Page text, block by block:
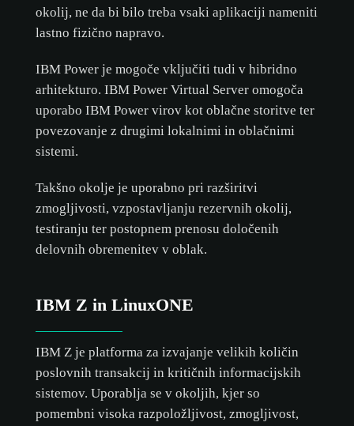
okolij, ne da bi bilo treba vsaki aplikaciji nameniti
lastno fizično napravo.
IBM Power je mogoče vključiti tudi v hibridno
arhitekturo. IBM Power Virtual Server omogoča
uporabo IBM Power virov kot oblačne storitve ter
povezovanje z drugimi lokalnimi in oblačnimi
sistemi.
Takšno okolje je uporabno pri razširitvi
zmogljivosti, vzpostavljanju rezervnih okolij,
testiranju ter postopnem prenosu določenih
delovnih obremenitev v oblak.
IBM Z in LinuxONE
IBM Z je platforma za izvajanje velikih količin
poslovnih transakcij in kritičnih informacijskih
sistemov. Uporablja se v okoljih, kjer so
pomembni visoka razpoložljivost, zmogljivost,